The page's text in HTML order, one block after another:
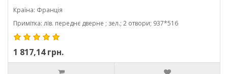
Країна: Франція
Примітка: лів. переднє дверне ; зел.; 2 отвори; 937*516
1 817,14 грн.